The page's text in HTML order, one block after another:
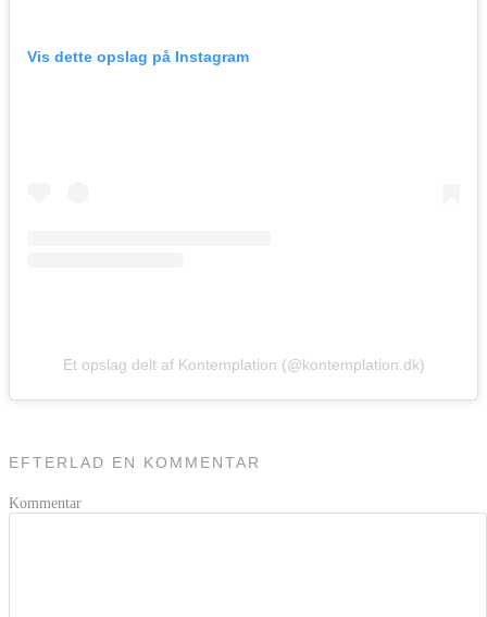
Vis dette opslag på Instagram
Et opslag delt af Kontemplation (@kontemplation.dk)
EFTERLAD EN KOMMENTAR
Kommentar